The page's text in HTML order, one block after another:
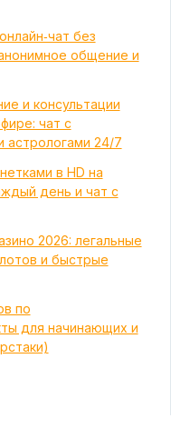
без
общение и
и консультации
чат с
астрологами 24/7
в HD на
день и чат с
2026: легальные
и быстрые
по
для начинающих и